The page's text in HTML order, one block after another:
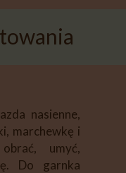
nasienne,
marchewkę i
umyć,
Do garnka